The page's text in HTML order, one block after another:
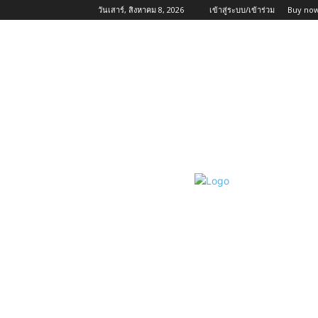
วันเสาร์, สิงหาคม 8, 2026 เข้าสู่ระบบ/เข้าร่วม Buy